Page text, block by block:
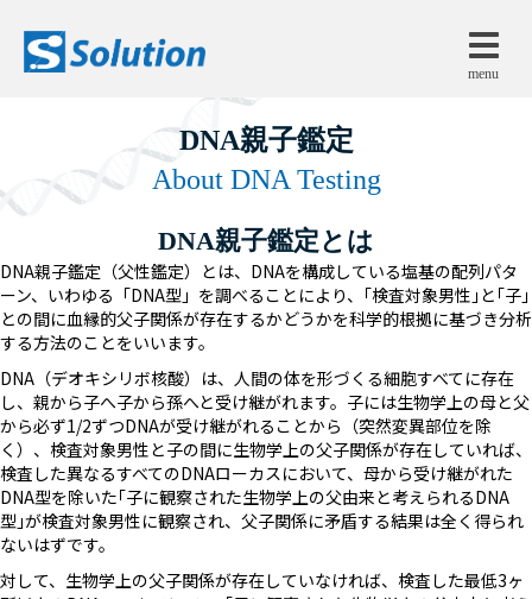
menu
DNA親子鑑定
About DNA Testing
DNA親子鑑定とは
DNA親子鑑定（父性鑑定）とは、DNAを構成している塩基の配列パタ
ーン、いわゆる「DNA型」を調べることにより、｢検査対象男性｣と｢子｣
との間に血縁的父子関係が存在するかどうかを科学的根拠に基づき分析
する方法のことをいいます。
DNA（デオキシリボ核酸）は、人間の体を形づくる細胞すべてに存在
し、親から子へ子から孫へと受け継がれます。子には生物学上の母と父
から必ず1/2ずつDNAが受け継がれることから（突然変異部位を除
く）、検査対象男性と子の間に生物学上の父子関係が存在していれば、
検査した異なるすべてのDNAローカスにおいて、母から受け継がれた
DNA型を除いた｢子に観察された生物学上の父由来と考えられるDNA
型｣が検査対象男性に観察され、父子関係に矛盾する結果は全く得られ
ないはずです。
対して、生物学上の父子関係が存在していなければ、検査した最低3ヶ